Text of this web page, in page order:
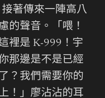
著傳來一陣高八
的聲音。「喂！
裡是 K-999！宇
那邊是不是已經
？我們需要你的
！」廖沾沾的耳